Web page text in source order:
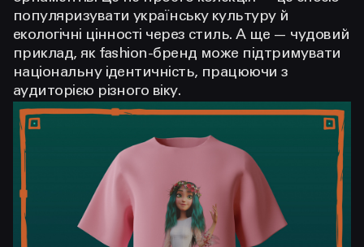
популяризувати українську культуру й
екологічні цінності через стиль. А ще — чудовий
приклад, як fashion-бренд може підтримувати
національну ідентичність, працюючи з
аудиторією різного віку.